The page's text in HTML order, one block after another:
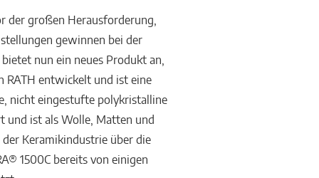
der großen Herausforderung,
gewinnen bei der
nun ein neues Produkt an,
RATH entwickelt und ist eine
nicht eingestufte polykristalline
und ist als Wolle, Matten und
Keramikindustrie über die
1500C bereits von einigen